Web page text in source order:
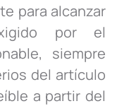
para alcanzar
por el
siempre
del artículo
a partir del